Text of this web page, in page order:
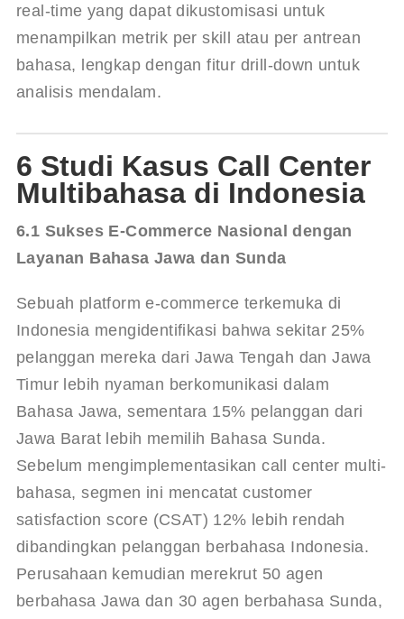
real-time yang dapat dikustomisasi untuk
menampilkan metrik per skill atau per antrean
bahasa, lengkap dengan fitur drill-down untuk
analisis mendalam.
6 Studi Kasus Call Center
Multibahasa di Indonesia
6.1 Sukses E-Commerce Nasional dengan
Layanan Bahasa Jawa dan Sunda
Sebuah platform e-commerce terkemuka di
Indonesia mengidentifikasi bahwa sekitar 25%
pelanggan mereka dari Jawa Tengah dan Jawa
Timur lebih nyaman berkomunikasi dalam
Bahasa Jawa, sementara 15% pelanggan dari
Jawa Barat lebih memilih Bahasa Sunda.
Sebelum mengimplementasikan call center multi-
bahasa, segmen ini mencatat customer
satisfaction score (CSAT) 12% lebih rendah
dibandingkan pelanggan berbahasa Indonesia.
Perusahaan kemudian merekrut 50 agen
berbahasa Jawa dan 30 agen berbahasa Sunda,